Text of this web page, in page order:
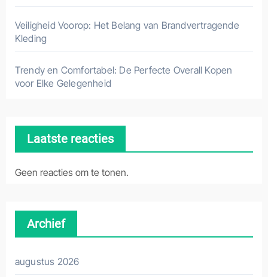
Veiligheid Voorop: Het Belang van Brandvertragende
Kleding
Trendy en Comfortabel: De Perfecte Overall Kopen
voor Elke Gelegenheid
Laatste reacties
Geen reacties om te tonen.
Archief
augustus 2026